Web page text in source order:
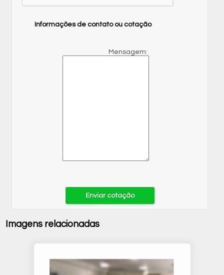
Informações de contato ou cotação
Mensagem:
Enviar cotação
Imagens relacionadas